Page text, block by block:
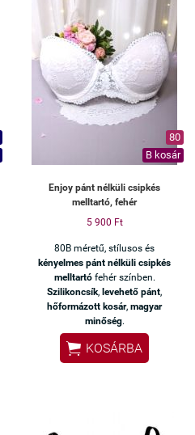
80
B kosár
Enjoy pánt nélküli csipkés
melltartó, fehér
5 900 Ft
80B méretű, stílusos és
kényelmes pánt nélküli csipkés
melltartófehér színben.
Szilikoncsík, levehető pánt,
hőformázott kosár, magyar
minőség.
 KOSÁRBA